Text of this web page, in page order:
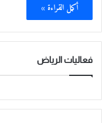
أكمل القراءة »
فعاليات الرياض